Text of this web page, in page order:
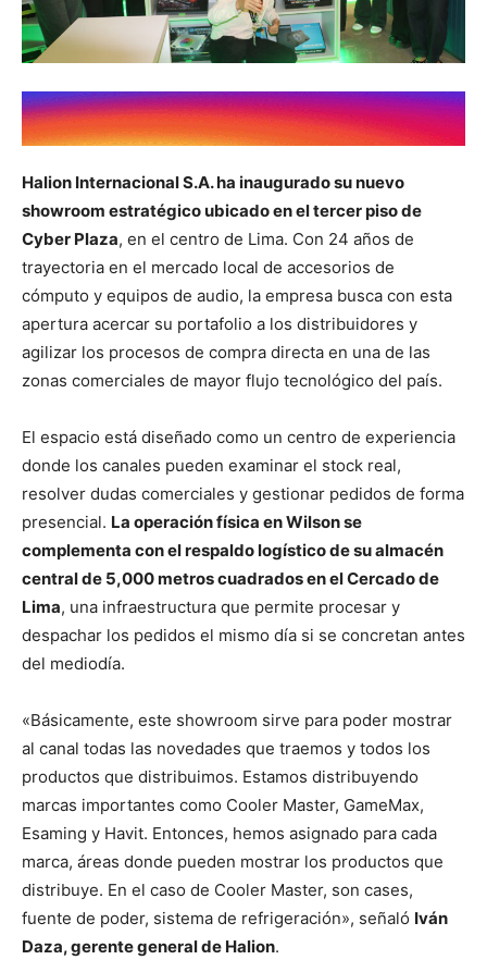
Halion Internacional S.A. ha inaugurado su nuevo
showroom estratégico ubicado en el tercer piso de
Cyber Plaza, en el centro de Lima. Con 24 años de
trayectoria en el mercado local de accesorios de
cómputo y equipos de audio, la empresa busca con esta
apertura acercar su portafolio a los distribuidores y
agilizar los procesos de compra directa en una de las
zonas comerciales de mayor flujo tecnológico del país.
El espacio está diseñado como un centro de experiencia
donde los canales pueden examinar el stock real,
resolver dudas comerciales y gestionar pedidos de forma
presencial. La operación física en Wilson se
complementa con el respaldo logístico de su almacén
central de 5,000 metros cuadrados en el Cercado de
Lima, una infraestructura que permite procesar y
despachar los pedidos el mismo día si se concretan antes
del mediodía.
«Básicamente, este showroom sirve para poder mostrar
al canal todas las novedades que traemos y todos los
productos que distribuimos. Estamos distribuyendo
marcas importantes como Cooler Master, GameMax,
Esaming y Havit. Entonces, hemos asignado para cada
marca, áreas donde pueden mostrar los productos que
distribuye. En el caso de Cooler Master, son cases,
fuente de poder, sistema de refrigeración», señaló Iván
Daza, gerente general de Halion.